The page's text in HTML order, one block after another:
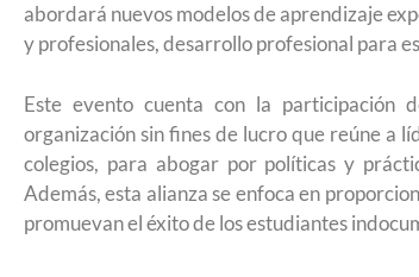
abordará nuevos modelos de aprendizaje
y profesionales, desarrollo profesional para
Este evento cuenta con la participación
organización sin fines de lucro que reúne a
colegios, para abogar por políticas y
Además, esta alianza se enfoca en
promuevan el éxito de los estudiantes